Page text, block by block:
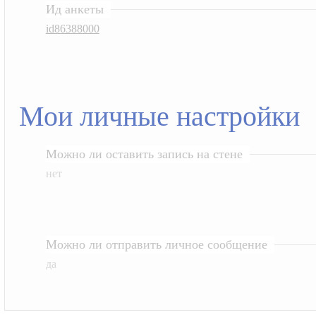
Ид анкеты
id86388000
Мои личные настройки
Можно ли оставить запись на стене
нет
Можно ли отправить личное сообщение
да